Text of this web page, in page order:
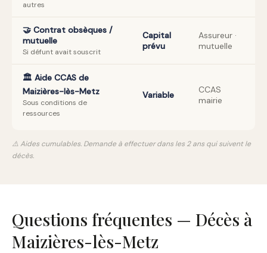
autres
🤝 Contrat obsèques /
mutuelle
Si défunt avait souscrit
Capital
prévu
Assureur ·
mutuelle
🏛️ Aide CCAS de
Maizières-lès-Metz
Sous conditions de
ressources
Variable
CCAS
mairie
⚠️ Aides cumulables. Demande à effectuer dans les 2 ans qui suivent le
décès.
Questions fréquentes — Décès à
Maizières-lès-Metz